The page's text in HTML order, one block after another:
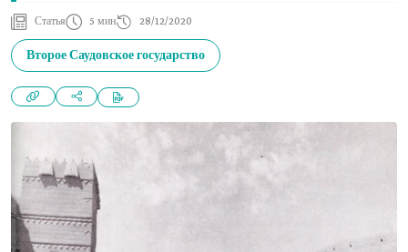
Статья 5 мин 28/12/2020
Второе Саудовское государство